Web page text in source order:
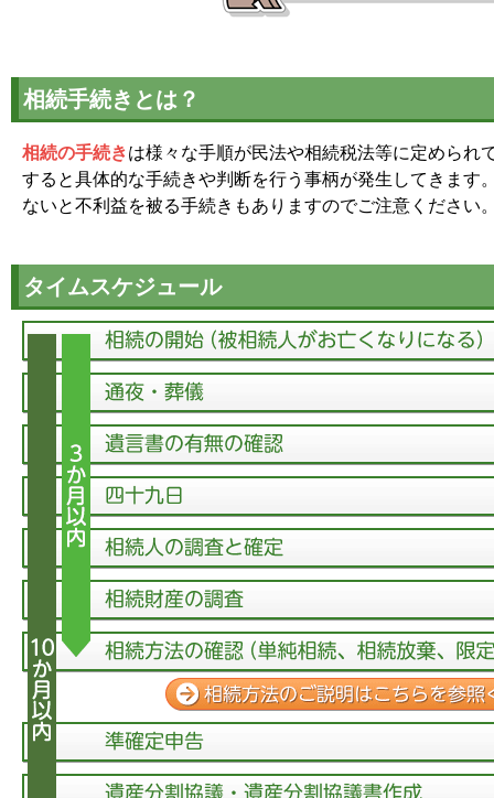
相続手続きとは？
相続の手続きは様々な手順が民法や相続税法等に定められ
すると具体的な手続きや判断を行う事柄が発生してきます
ないと不利益を被る手続きもありますのでご注意ください
タイムスケジュール